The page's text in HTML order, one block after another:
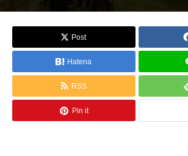
Post
Hatena
RSS
Pin it